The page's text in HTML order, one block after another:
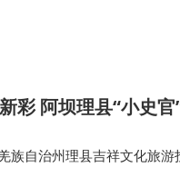
这位自称“职场盲盒”
国观众”英文提问时，
彩 阿坝理县“小史
族自治州理县吉祥文化旅